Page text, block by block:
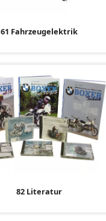
61 Fahrzeugelektrik
82 Literatur